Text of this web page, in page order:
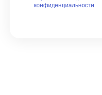
конфиденциальности